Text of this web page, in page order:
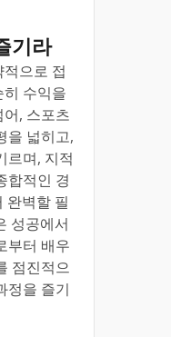
기라
으로 접
수익을
, 스포츠
을 넓히고,
르며, 지적
합적인 경
완벽할 필
성공에서
부터 배우
점진적으
정을 즐기